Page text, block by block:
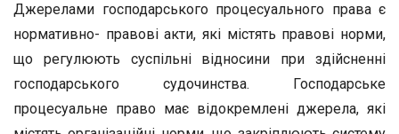
Джерелами господарського процесуального права є
нормативно- правові акти, які містять правові норми,
що регулюють суспільні відносини при здійсненні
господарського судочинства. Господарське
процесуальне право має відокремлені джерела, які